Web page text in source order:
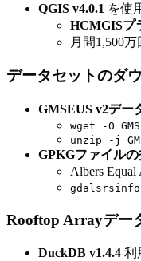
QGIS v4.0.1 を使
HCMGISプ
月間1,500
データセットのダ
GMSEUS v2デー
wget -O
unzip -j
GPKGファイル
Albers
gdalsrsinfo
Rooftop Arrayデー
DuckDB v1.4.4 利